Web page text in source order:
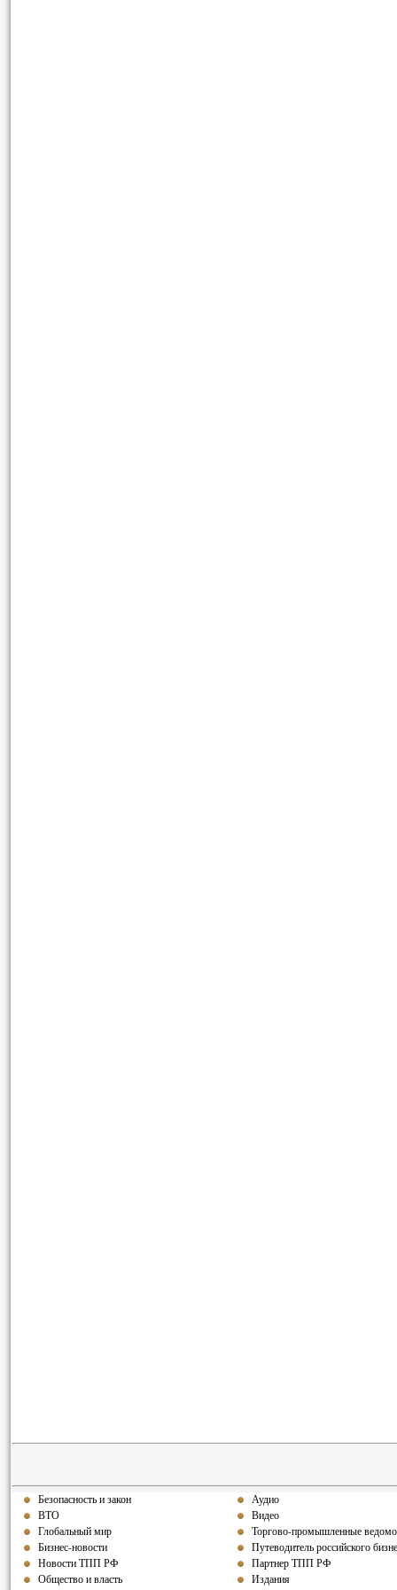
Безопасность и закон
ВТО
Глобальный мир
Бизнес-новости
Новости ТПП РФ
Общество и власть
Аудио
Видео
Торгово-промышленные
Путеводитель российского
Партнер ТПП РФ
Издания